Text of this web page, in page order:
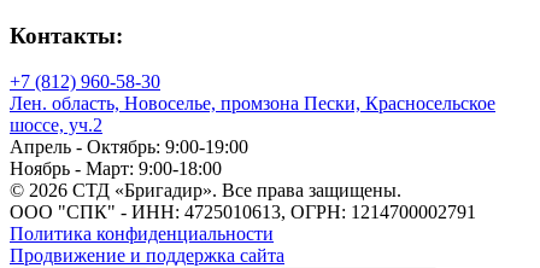
Единица измерения
Форма
Контакты:
+7 (812) 960-58-30
Лен. область, Новоселье, промзона Пески, Красносельское
шоссе, уч.2
Апрель - Октябрь: 9:00-19:00
Ноябрь - Март: 9:00-18:00
© 2026 СТД «Бригадир». Все права защищены.
ООО "СПК" - ИНН: 4725010613, ОГРН: 1214700002791
Политика конфиденциальности
Продвижение и поддержка сайта